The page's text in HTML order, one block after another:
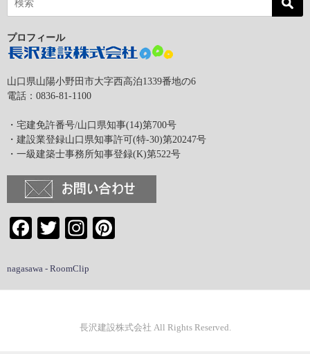
プロフィール
山口県山陽小野田市大字西高泊1339番地の6
電話：0836-81-1100
・宅建免許番号/山口県知事(14)第700号
・建設業登録山口県知事許可(特-30)第20247号
・一級建築士事務所知事登録(K)第522号
FacebookTwitter Instagram
nagasawa - RoomClip
長沢建設株式会社 All Rights Reserved.